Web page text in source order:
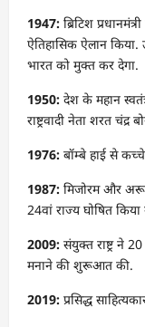
1947: ब्रिटिश
ऐतिहासिक ऐलान
भारत को मुक्त कर देगा.
1950: देश के महान
राष्ट्रवादी नेता शरत चंद्र
1976: बॉम्बे हाई से
1987: मिजोरम और
24वां राज्य घोषित किया
2009: संयुक्त राष्ट्र ने
मनाने की शुरूआत की.
2019: प्रसिद्ध